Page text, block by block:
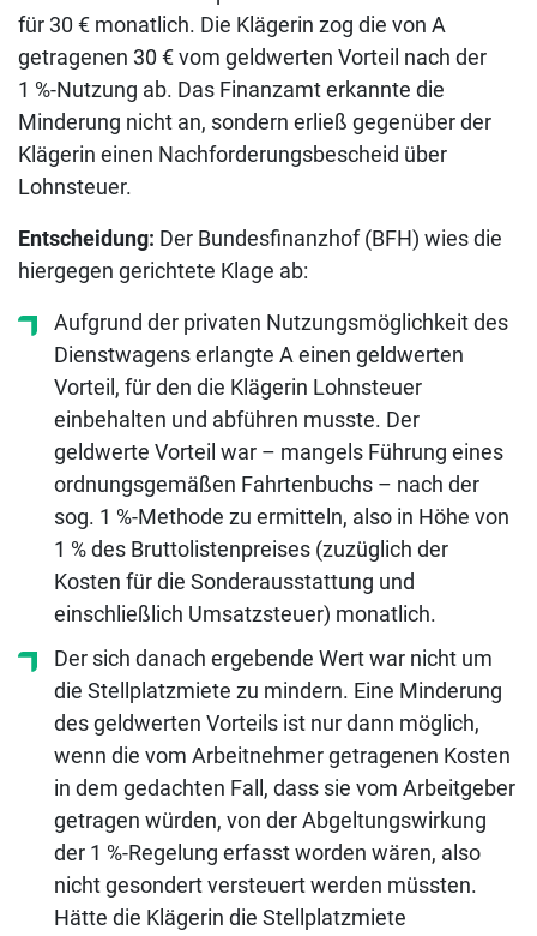
für 30 € monatlich. Die Klägerin zog die von A
getragenen 30 € vom geldwerten Vorteil nach der
1 %-Nutzung ab. Das Finanzamt erkannte die
Minderung nicht an, sondern erließ gegenüber der
Klägerin einen Nachforderungsbescheid über
Lohnsteuer.
Entscheidung: Der Bundesfinanzhof (BFH) wies die
hiergegen gerichtete Klage ab:
Aufgrund der privaten Nutzungsmöglichkeit des
Dienstwagens erlangte A einen geldwerten
Vorteil, für den die Klägerin Lohnsteuer
einbehalten und abführen musste. Der
geldwerte Vorteil war – mangels Führung eines
ordnungsgemäßen Fahrtenbuchs – nach der
sog. 1 %-Methode zu ermitteln, also in Höhe von
1 % des Bruttolistenpreises (zuzüglich der
Kosten für die Sonderausstattung und
einschließlich Umsatzsteuer) monatlich.
Der sich danach ergebende Wert war nicht um
die Stellplatzmiete zu mindern. Eine Minderung
des geldwerten Vorteils ist nur dann möglich,
wenn die vom Arbeitnehmer getragenen Kosten
in dem gedachten Fall, dass sie vom Arbeitgeber
getragen würden, von der Abgeltungswirkung
der 1 %-Regelung erfasst worden wären, also
nicht gesondert versteuert werden müssten.
Hätte die Klägerin die Stellplatzmiete